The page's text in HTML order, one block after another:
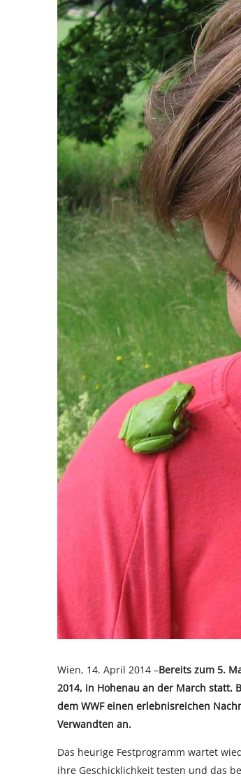
Wien, 14. April 2014 –Bereits zum 5.
2014, in Hohenau an der March statt.
dem WWF einen erlebnisreichen
Verwandten an.
Das heurige Festprogramm wartet
ihre Geschicklichkeit testen und das